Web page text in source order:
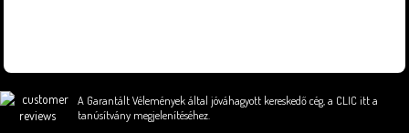
A Garantált Vélemények által jóváhagyott kereskedő cég, a CLIC itt a
tanúsítvány megjelenítéséhez